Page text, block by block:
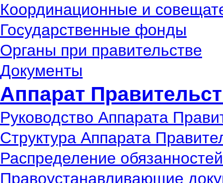
Координационные и
Государственные фонды
Органы при правительстве
Документы
Аппарат
Руководство Аппарата
Структура Аппарата
Распределение обязанностей
Правоустанавливающие